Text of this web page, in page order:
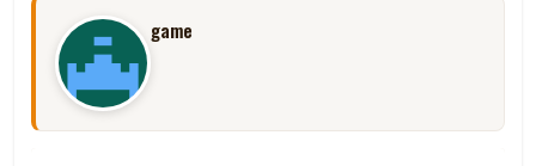
game